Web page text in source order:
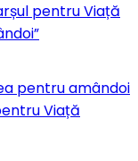
pentru Viață
pentru amândoi
Viață